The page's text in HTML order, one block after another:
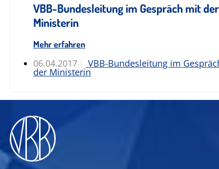
VBB-Bundesleitung im Gespräch mit der
Ministerin
Mehr erfahren
06.04.2017 VBB-Bundesleitung im
der Ministerin